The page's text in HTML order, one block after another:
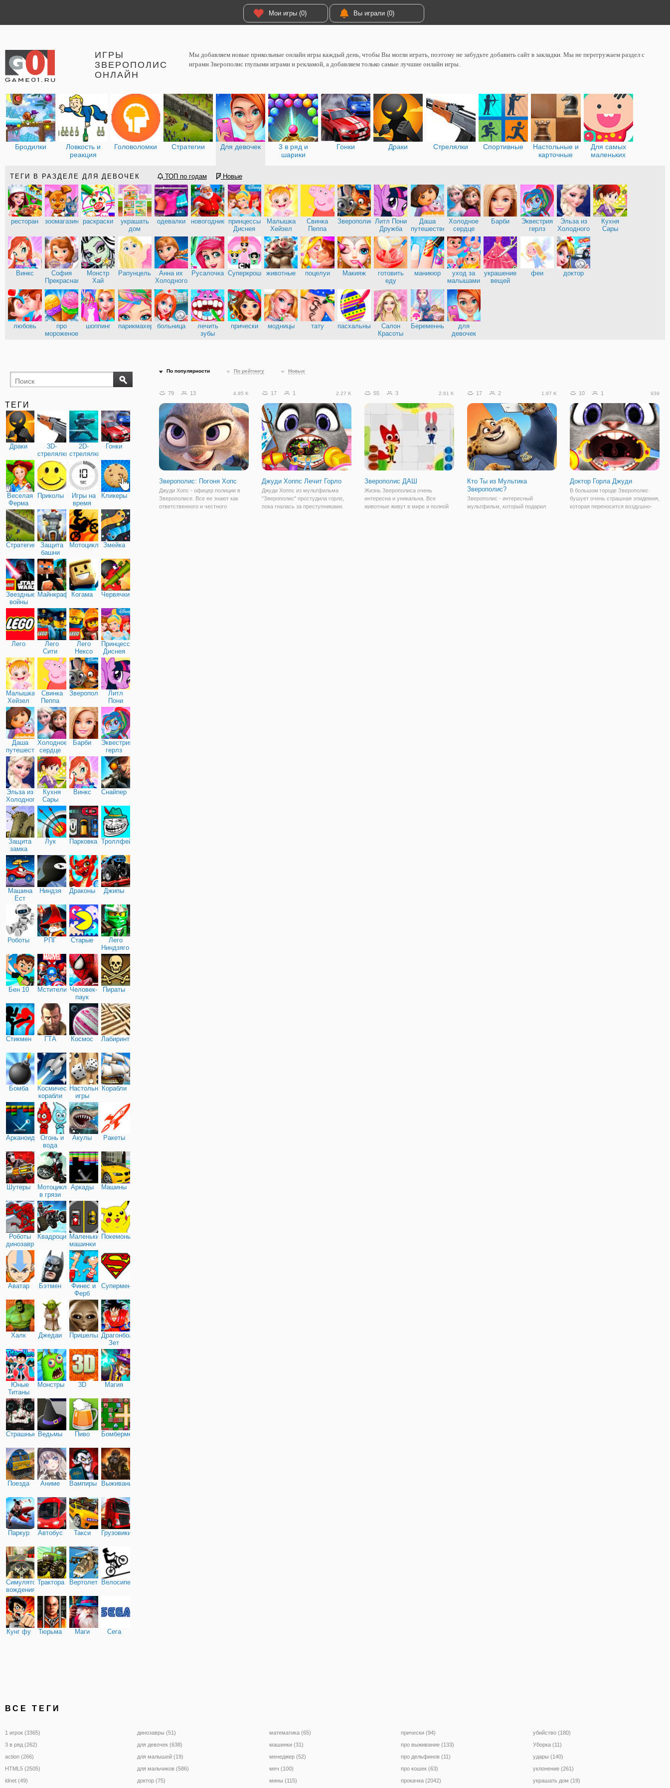
Мои игры (0) Вы играли (0)
ИГРЫ
ЗВЕРОПОЛИС
ОНЛАЙН
Мы добавляем новые прикольные онлайн игры каждый день, чтобы Вы могли играть, поэтому не забудьте добавить сайт в закладки. Мы не перегружаем раздел с
играми Зверополис глупыми играми и рекламой, а добавляем только самые лучшие онлайн игры.
Бродилки
Ловкость и
реакция
Головоломки Стратегии Для девочек
3 в ряд и
шарики
Гонки Драки Стрелялки Спортивные
Настольные и
карточные
Для самых
маленьких
ТЕГИ В РАЗДЕЛЕ ДЛЯ ДЕВОЧЕК ТОП по годам Новые
ресторан зоомагазин раскраски
украшать
дом
одевалки новогодние принцессы
Диснея
Малышка
Хейзел
Свинка
Пеппа
Зверополис Литл Пони
Дружба
Даша
путешественница
Холодное
сердце
Барби
Эквестрия
герлз
Эльза из
Холодного
сердца
Кухня
Сары
Винкс
София
Прекрасная
Монстр
Хай
Рапунцель
Анна их
Холодного
сердца
Русалочка Суперкрошкиживотные поцелуи Макияж
готовить
еду
маникюр
уход за
малышами
украшение
вещей
феи доктор
любовь
про
мороженое
шоппинг парикмахерскиебольница
лечить
зубы
прически модницы тату пасхальные
Салон
Красоты
Беременные
для
девочек
ТЕГИ
Драки
3D-
стрелялки
2D-
стрелялки
Гонки
Веселая
Ферма
Приколы
Игры на
время
Кликеры
Стратегия
Защита
башни
МотоциклыЗмейка
Звездные
войны
Майнкрафт Когама Червячки
Лего
Лего
Сити
Лего
Нексо
Найтс
Принцессы
Диснея
Малышка
Хейзел
Свинка
Пеппа
Зверополис
Литл
Пони
Дружба
Даша
путешественница
Холодное
сердце
Барби
Эквестрия
герлз
Эльза из
Холодного
сердца
Кухня
Сары
Винкс Снайпер
Защита
замка
Лук Парковка Троллфейс
Машина
Ест
Машину
Ниндзя Драконы Джипы
Роботы РПГ Старые
Лего
Ниндзяго
Бен 10 Мстители Человек-
паук
Пираты
Стикмен ГТА Космос Лабиринты
Бомба
Космические
корабли
Настольные
игры
Корабли
Арканоид
Огонь и
вода
Акулы Ракеты
Шутеры
Мотоциклы
в грязи
Аркады Машины
Роботы
динозавры
КвадроциклыМаленькие
машинки
Покемоны
Аватар Бэтмен
Финес и
Ферб
Супермен
Халк Джедаи ПришельцыДрагонболл
Зет
Юные
Титаны
Монстры 3D Магия
Страшные Ведьмы Пиво Бомбермен
Поезда Аниме Вампиры Выживание
Паркур Автобус Такси Грузовики
Симулятор
вождения
Трактора ВертолетыВелосипед
Кунг фу Тюрьма Маги Сега
По популярности По рейтингу Новые
79 13 4.85 K
Зверополис: Погоня Хопс
Джуди Хопс - офицер полиции в
Зверополисе. Все ее знают как
ответственного и честного
17 1 2.27 K
Джуди Хоппс Лечит Горло
Джуди Хоппс из мультфильма
"Зверополис" простудила горло,
пока гналась за преступниками.
55 3 2.61 K
Зверополис ДАШ
Жизнь Зверополиса очень
интересна и уникальна. Все
животные живут в мире и полной
17 2 1.97 K
Кто Ты из Мультика
Зверополис?
Зверополис - интересный
мультфильм, который подарил
10 1 939
Доктор Горла Джуди
В большом городе Зверополис
бушует очень страшная эпидемия,
которая переносится воздушно-
ВСЕ ТЕГИ
1 игрок (3365)
3 в ряд (262)
action (266)
HTML5 (2505)
idnet (49)
динозавры (51)
для девочек (638)
для малышей (19)
для мальчиков (586)
доктор (75)
математика (65)
машинки (31)
менеджер (52)
меч (100)
мины (115)
прически (94)
про выживание (133)
про дельфинов (11)
про кошек (63)
прокачка (2042)
убийство (180)
Уборка (11)
удары (140)
уклонение (261)
украшать дом (19)